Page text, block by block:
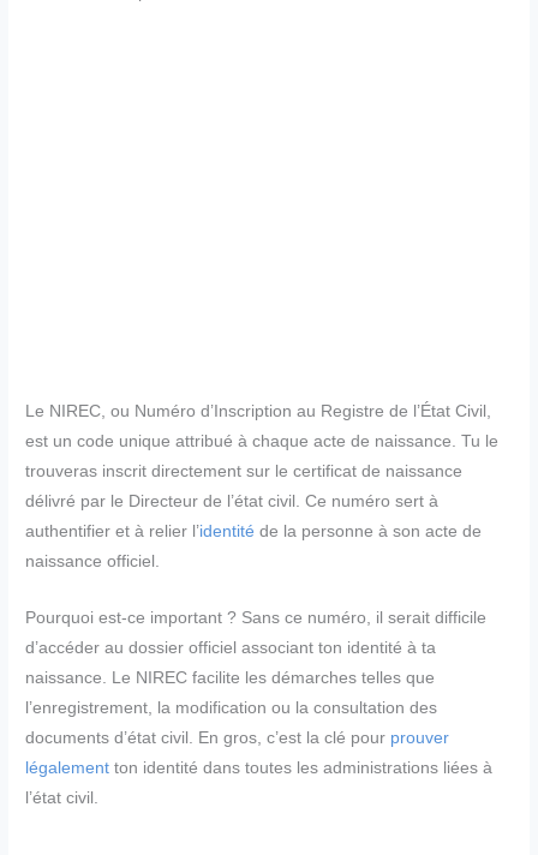
Le NIREC, ou Numéro d’Inscription au Registre de l’État Civil,
est un code unique attribué à chaque acte de naissance. Tu le
trouveras inscrit directement sur le certificat de naissance
délivré par le Directeur de l’état civil. Ce numéro sert à
authentifier et à relier l’identité de la personne à son acte de
naissance officiel.
Pourquoi est-ce important ? Sans ce numéro, il serait difficile
d’accéder au dossier officiel associant ton identité à ta
naissance. Le NIREC facilite les démarches telles que
l’enregistrement, la modification ou la consultation des
documents d’état civil. En gros, c’est la clé pour prouver
légalement ton identité dans toutes les administrations liées à
l’état civil.